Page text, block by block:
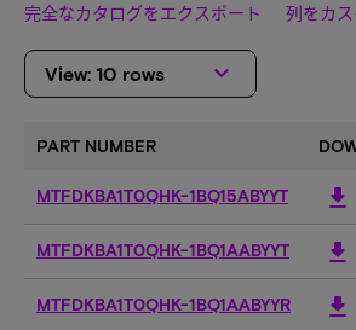
完全なカタログをエクスポート 列をカ
View: 10 rows keyboard_arrow_down
PART NUMBER
MTFDKBA1T0QHK-1BQ15ABYYT download
MTFDKBA1T0QHK-1BQ1AABYYT download
MTFDKBA1T0QHK-1BQ1AABYYR download